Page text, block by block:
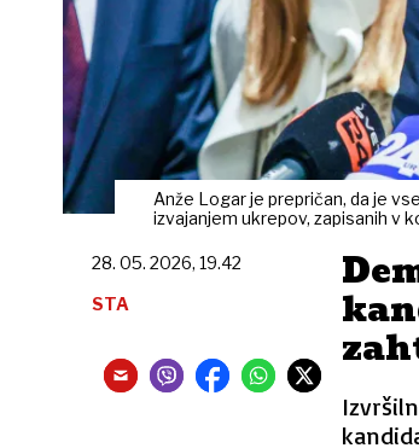
Anže Logar je prepričan, da je
izvajanjem ukrepov, zapisanih v
28. 05. 2026, 19.42
STA